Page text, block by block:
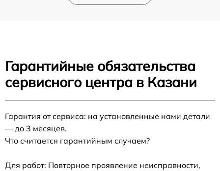
Гарантийные обязательства
сервисного центра в Казани
Гарантия от сервиса: на установленные нами детали
— до 3 месяцев.
Что считается гарантийным случаем?
Для работ: Повторное проявление неисправности,